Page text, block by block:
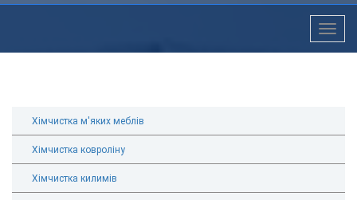
Toggle
Хімчистка м'яких меблів
Хімчистка ковроліну
Хімчистка килимів